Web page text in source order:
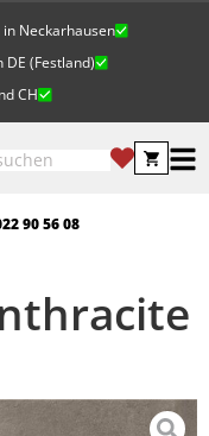
Neckarhausen
(Festland)
CH
90 56 08